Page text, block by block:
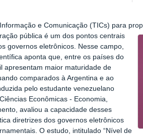
e Comunicação (TICs) para
pública é um dos pontos centrais
governos eletrônicos. Nesse campo,
aponta que, entre os países do
apresentam maior maturidade de
comparados à Argentina e ao
pelo estudante venezuelano
Econômicas - Economia,
avaliou a capacidade desses
diretrizes dos governos eletrônicos
O estudo, intitulado “Nível de